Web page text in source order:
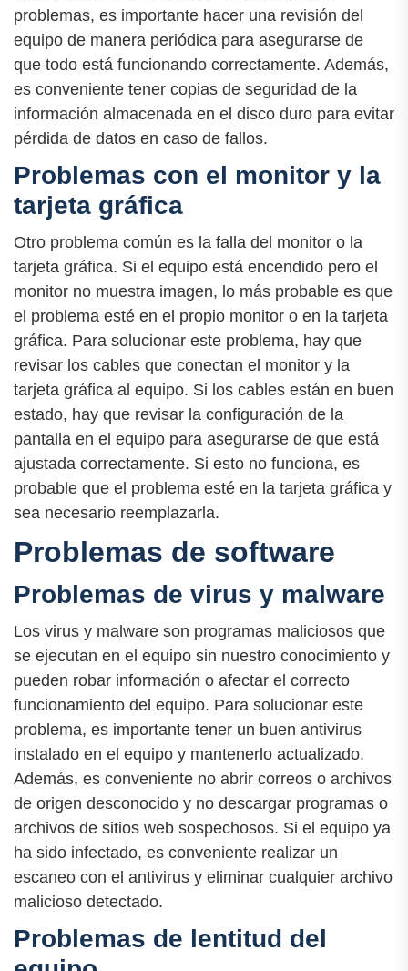
problemas, es importante hacer una revisión del
equipo de manera periódica para asegurarse de
que todo está funcionando correctamente. Además,
es conveniente tener copias de seguridad de la
información almacenada en el disco duro para evitar
pérdida de datos en caso de fallos.
Problemas con el monitor y la
tarjeta gráfica
Otro problema común es la falla del monitor o la
tarjeta gráfica. Si el equipo está encendido pero el
monitor no muestra imagen, lo más probable es que
el problema esté en el propio monitor o en la tarjeta
gráfica. Para solucionar este problema, hay que
revisar los cables que conectan el monitor y la
tarjeta gráfica al equipo. Si los cables están en buen
estado, hay que revisar la configuración de la
pantalla en el equipo para asegurarse de que está
ajustada correctamente. Si esto no funciona, es
probable que el problema esté en la tarjeta gráfica y
sea necesario reemplazarla.
Problemas de software
Problemas de virus y malware
Los virus y malware son programas maliciosos que
se ejecutan en el equipo sin nuestro conocimiento y
pueden robar información o afectar el correcto
funcionamiento del equipo. Para solucionar este
problema, es importante tener un buen antivirus
instalado en el equipo y mantenerlo actualizado.
Además, es conveniente no abrir correos o archivos
de origen desconocido y no descargar programas o
archivos de sitios web sospechosos. Si el equipo ya
ha sido infectado, es conveniente realizar un
escaneo con el antivirus y eliminar cualquier archivo
malicioso detectado.
Problemas de lentitud del